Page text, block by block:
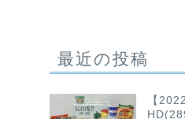
最近の投稿
【